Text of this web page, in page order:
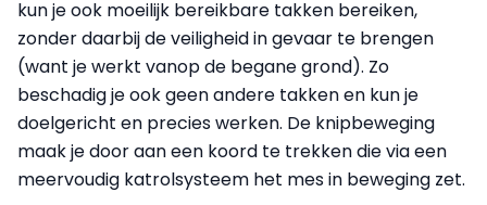
kun je ook moeilijk bereikbare takken bereiken,
zonder daarbij de veiligheid in gevaar te brengen
(want je werkt vanop de begane grond). Zo
beschadig je ook geen andere takken en kun je
doelgericht en precies werken. De knipbeweging
maak je door aan een koord te trekken die via een
meervoudig katrolsysteem het mes in beweging zet.